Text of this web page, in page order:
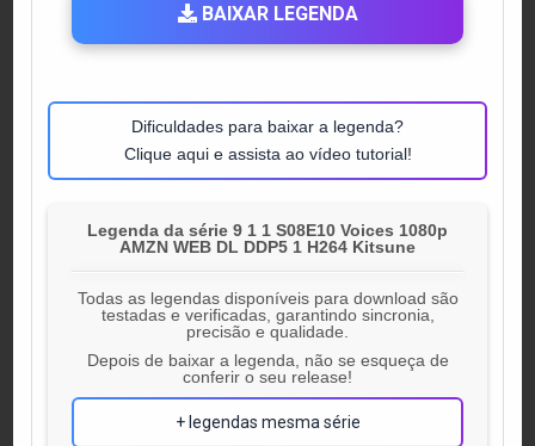
BAIXAR LEGENDA
Dificuldades para baixar a legenda?
Clique aqui e assista ao vídeo tutorial!
Legenda da série 9 1 1 S08E10 Voices 1080p
AMZN WEB DL DDP5 1 H264 Kitsune
Todas as legendas disponíveis para download são
testadas e verificadas, garantindo sincronia,
precisão e qualidade.
Depois de baixar a legenda, não se esqueça de
conferir o seu release!
+ legendas mesma série